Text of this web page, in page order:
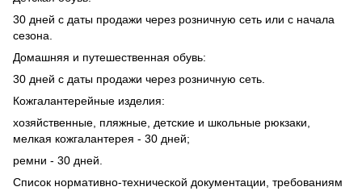
30 дней с даты продажи через розничную сеть или с начала
сезона.
Домашняя и путешественная обувь:
30 дней с даты продажи через розничную сеть.
Кожгалантерейные изделия:
хозяйственные, пляжные, детские и школьные рюкзаки,
мелкая кожгалантерея - 30 дней;
ремни - 30 дней.
Список нормативно-технической документации, требованиям